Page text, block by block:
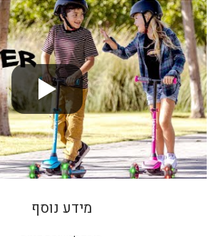
מידע נוסף